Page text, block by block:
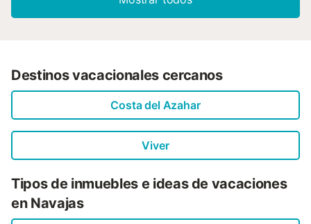
Destinos vacacionales cercanos
Costa del Azahar
Viver
Tipos de inmuebles e ideas de vacaciones
en Navajas